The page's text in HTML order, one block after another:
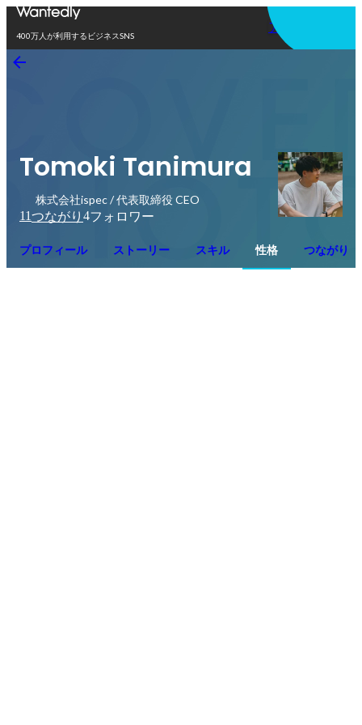
400万人が利用するビジネスSNS
アプリを使う
Tomoki Tanimura
株式会社ispec / 代表取締役 CEO
11つながり 4フォロワー
プロフィール ストーリー スキル 性格 つながり